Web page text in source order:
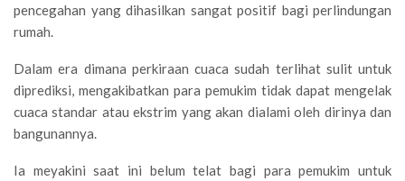
pencegahan yang dihasilkan sangat positif bagi perlindungan
rumah.
Dalam era dimana perkiraan cuaca sudah terlihat sulit untuk
diprediksi, mengakibatkan para pemukim tidak dapat mengelak
cuaca standar atau ekstrim yang akan dialami oleh dirinya dan
bangunannya.
Ia meyakini saat ini belum telat bagi para pemukim untuk